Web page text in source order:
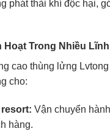
phát thải khí độc hại,
Hoạt Trong Nhiều
cao thùng lửng
cho:
Vận chuyển
hàng.